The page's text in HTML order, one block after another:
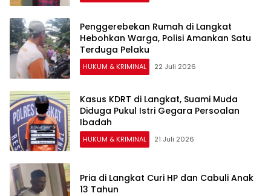
Penggerebekan Rumah di Langkat
Hebohkan Warga, Polisi Amankan Satu
Terduga Pelaku
HUKUM & KRIMINAL 22 Juli 2026
Kasus KDRT di Langkat, Suami Muda
Diduga Pukul Istri Gegara Persoalan
Ibadah
HUKUM & KRIMINAL 21 Juli 2026
Pria di Langkat Curi HP dan Cabuli Anak
13 Tahun